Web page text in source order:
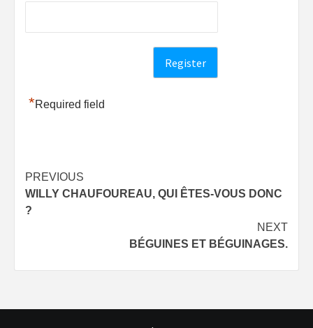
*Required field
Post
navigation
PREVIOUS
WILLY CHAUFOUREAU, QUI ÊTES-VOUS DONC
?
NEXT
BÉGUINES ET BÉGUINAGES.